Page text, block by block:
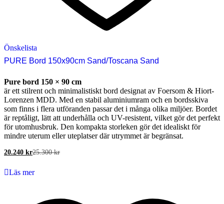
Önskelista
PURE Bord 150x90cm Sand/Toscana Sand
Pure bord 150 × 90 cm
är ett stilrent och minimalistiskt bord designat av Foersom & Hiort-
Lorenzen MDD. Med en stabil aluminiumram och en bordsskiva
som finns i flera utföranden passar det i många olika miljöer. Bordet
är reptåligt, lätt att underhålla och UV-resistent, vilket gör det perfekt
för utomhusbruk. Den kompakta storleken gör det idealiskt för
mindre uterum eller uteplatser där utrymmet är begränsat.
20.240 kr25.300kr
Läs mer